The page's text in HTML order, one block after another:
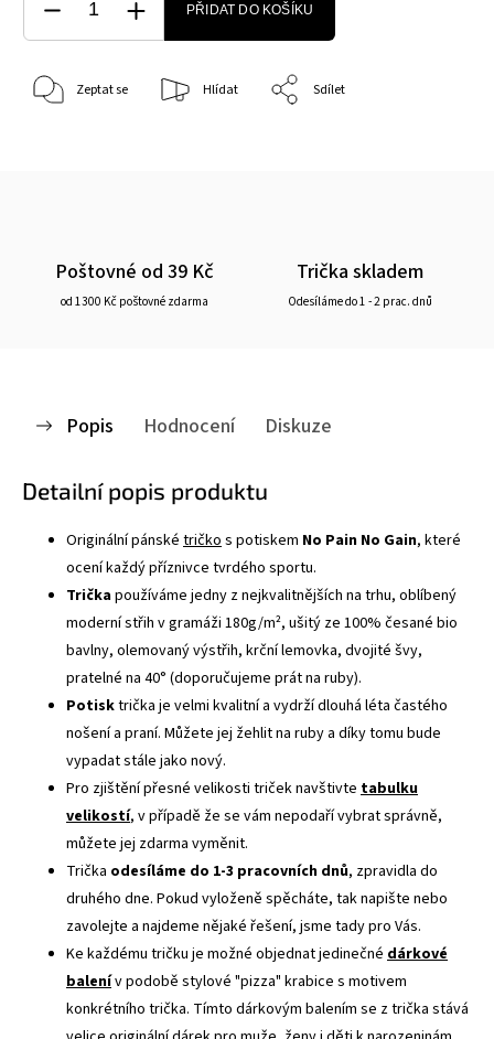
PŘIDAT DO KOŠÍKU
Zeptat se Hlídat Sdílet
Poštovné od 39 Kč
od 1300 Kč poštovné zdarma
Trička skladem
Odesíláme do 1 - 2 prac. dnů
Popis Hodnocení Diskuze
Detailní popis produktu
Originální pánské tričko s potiskem No Pain No Gain, které
ocení každý příznivce tvrdého sportu.
Tričkapoužíváme jedny z nejkvalitnějších na trhu, oblíbený
moderní střih v gramáži 180g/m², ušitý ze 100% česané bio
bavlny, olemovaný výstřih, krční lemovka, dvojité švy,
pratelné na 40° (doporučujeme prát na ruby).
Potisktrička je velmi kvalitní a vydrží dlouhá léta častého
nošení a praní. Můžete jej žehlit na ruby a díky tomu bude
vypadat stále jako nový.
Pro zjištění přesné velikosti triček navštivte tabulku
velikostí, v případě že se vám nepodaří vybrat správně,
můžete jej zdarma vyměnit.
Trička odesíláme do 1-3 pracovních dnů, zpravidla do
druhého dne. Pokud vyloženě spěcháte, tak napište nebo
zavolejte a najdeme nějaké řešení, jsme tady pro Vás.
Ke každému tričku je možné objednat jedinečné dárkové
balenív podobě stylové "pizza" krabice s motivem
konkrétního trička. Tímto dárkovým balením se z trička stává